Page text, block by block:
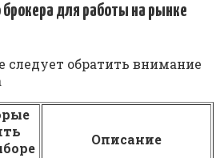
для работы на рынке
следует обратить внимание
Описание